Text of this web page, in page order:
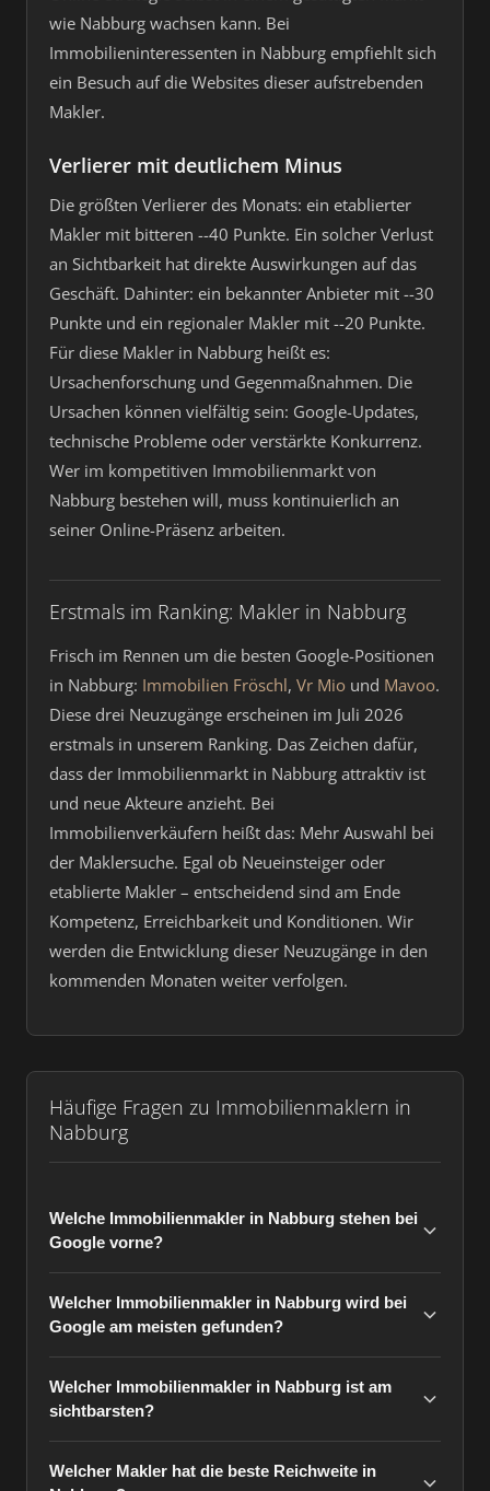
wie Nabburg wachsen kann. Bei
Immobilieninteressenten in Nabburg empfiehlt sich
ein Besuch auf die Websites dieser aufstrebenden
Makler.
Verlierer mit deutlichem Minus
Die größten Verlierer des Monats: ein etablierter
Makler mit bitteren --40 Punkte. Ein solcher Verlust
an Sichtbarkeit hat direkte Auswirkungen auf das
Geschäft. Dahinter: ein bekannter Anbieter mit --30
Punkte und ein regionaler Makler mit --20 Punkte.
Für diese Makler in Nabburg heißt es:
Ursachenforschung und Gegenmaßnahmen. Die
Ursachen können vielfältig sein: Google-Updates,
technische Probleme oder verstärkte Konkurrenz.
Wer im kompetitiven Immobilienmarkt von
Nabburg bestehen will, muss kontinuierlich an
seiner Online-Präsenz arbeiten.
Erstmals im Ranking: Makler in Nabburg
Frisch im Rennen um die besten Google-Positionen
in Nabburg: Immobilien Fröschl, Vr Mio und Mavoo.
Diese drei Neuzugänge erscheinen im Juli 2026
erstmals in unserem Ranking. Das Zeichen dafür,
dass der Immobilienmarkt in Nabburg attraktiv ist
und neue Akteure anzieht. Bei
Immobilienverkäufern heißt das: Mehr Auswahl bei
der Maklersuche. Egal ob Neueinsteiger oder
etablierte Makler – entscheidend sind am Ende
Kompetenz, Erreichbarkeit und Konditionen. Wir
werden die Entwicklung dieser Neuzugänge in den
kommenden Monaten weiter verfolgen.
Häufige Fragen zu Immobilienmaklern in
Nabburg
Welche Immobilienmakler in Nabburg stehen bei
Google vorne?
Welcher Immobilienmakler in Nabburg wird bei
Google am meisten gefunden?
Welcher Immobilienmakler in Nabburg ist am
sichtbarsten?
Welcher Makler hat die beste Reichweite in